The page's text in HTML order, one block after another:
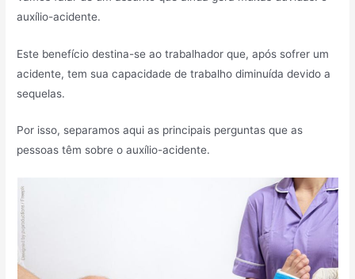
auxílio-acidente.
Este benefício destina-se ao trabalhador que, após sofrer um
acidente, tem sua capacidade de trabalho diminuída devido a
sequelas.
Por isso, separamos aqui as principais perguntas que as
pessoas têm sobre o auxílio-acidente.